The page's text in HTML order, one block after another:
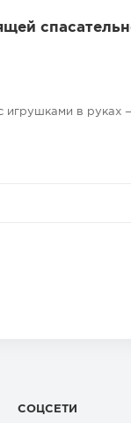
игрушками в руках
СОЦСЕТИ